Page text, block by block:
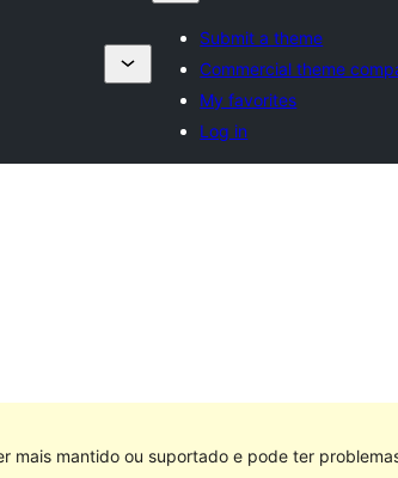
Submit a theme
Commercial theme
My favorites
Log in
mais mantido ou suportado e pode ter